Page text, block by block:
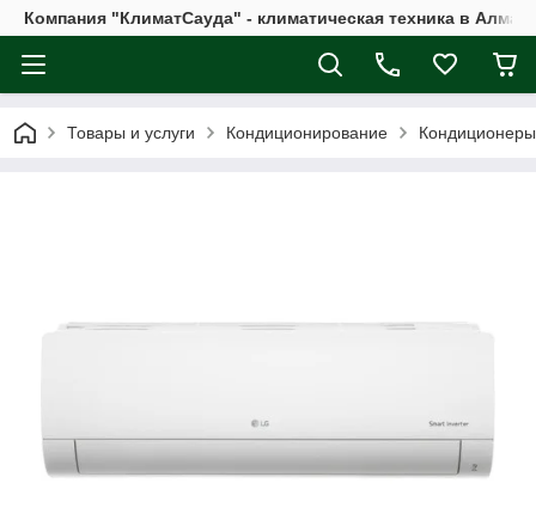
Компания "КлиматСауда" - климатическая техника в
Товары и услуги Кондиционирование